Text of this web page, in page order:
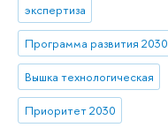
экспертиза
Программа развития 2030
Вышка технологическая
Приоритет 2030